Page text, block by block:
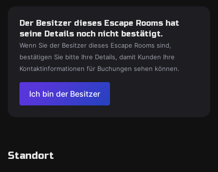
Der Besitzer dieses Escape Rooms hat
seine Details noch nicht bestätigt.
Wenn Sie der Besitzer dieses Escape Rooms sind,
bestätigen Sie bitte Ihre Details, damit Kunden Ihre
Kontaktinformationen für Buchungen sehen können.
Ich bin der Besitzer
Standort